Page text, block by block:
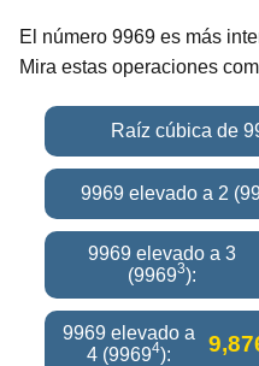
El número 9969 es más
Mira estas operaciones
Raíz cúbica de
9969 elevado a 2
9969 elevado a 3
(99693):
9969 elevado a
4 (99694):